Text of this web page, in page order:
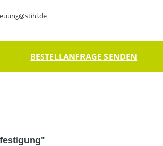
BESTELLANFRAGE SENDEN